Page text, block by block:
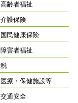
高齢者福祉
介護保険
国民健康保険
障害者福祉
税
医療・保健施設等
交通安全